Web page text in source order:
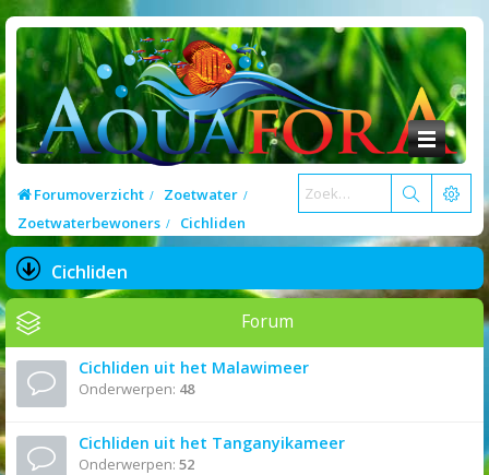
Forumoverzicht
Zoetwater
Zoetwaterbewoners
Cichliden
Cichliden
Forum
Cichliden uit het Malawimeer
Onderwerpen: 48
Cichliden uit het Tanganyikameer
Onderwerpen: 52